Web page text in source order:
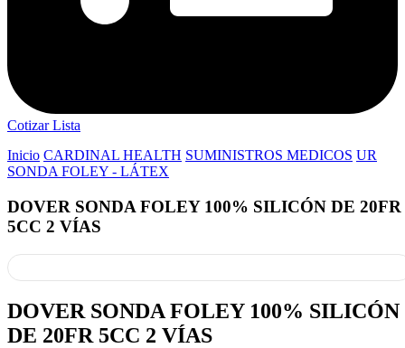
Cotizar Lista
Inicio CARDINAL HEALTH SUMINISTROS MEDICOS UR
SONDA FOLEY - LÁTEX
DOVER SONDA FOLEY 100% SILICÓN DE 20FR
5CC 2 VÍAS
DOVER SONDA FOLEY 100% SILICÓN
DE 20FR 5CC 2 VÍAS